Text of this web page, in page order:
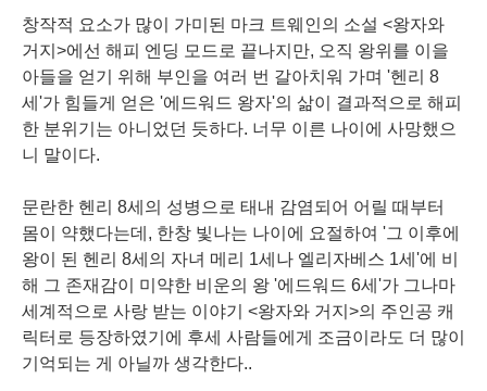
창작적 요소가 많이 가미된 마크 트웨인의 소설 <왕자와
거지>에선 해피 엔딩 모드로 끝나지만, 오직 왕위를 이을
아들을 얻기 위해 부인을 여러 번 갈아치워 가며 '헨리 8
세'가 힘들게 얻은 '에드워드 왕자'의 삶이 결과적으로 해피
한 분위기는 아니었던 듯하다. 너무 이른 나이에 사망했으
니 말이다.
문란한 헨리 8세의 성병으로 태내 감염되어 어릴 때부터
몸이 약했다는데, 한창 빛나는 나이에 요절하여 '그 이후에
왕이 된 헨리 8세의 자녀 메리 1세 나 엘리자베스 1세'에 비
해 그 존재감이 미약한 비운의 왕 '에드워드 6세 '가 그나마
세계적으로 사랑 받는 이야기 <왕자와 거지>의 주인공 캐
릭터로 등장하였기에 후세 사람들에게 조금이라도 더 많이
기억되는 게 아닐까 생각한다..